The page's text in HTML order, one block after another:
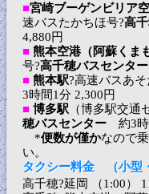
■宮崎ブーゲンビリア
速バスたかちほ号?高
4,880円
■ 熊本空港（阿蘇くま
号?高千穂バスセンター
■ 熊本駅?高速バスあ
3時間1分 2,300円
■ 博多駅 （博多駅交通
穂バスセンター 約3
*便数が僅かなので
い。
タクシー料金 （小型
高千穂?延岡 （1:00）